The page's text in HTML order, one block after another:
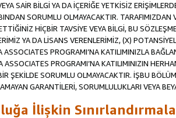
SAİR BİLGİ YA DA İÇERİĞE YETKİSİZ
SORUMLU OLMAYACAKTIR.
HİÇBİR TAVSİYE VEYA BİLGİ, BU
YA DA LİSANS VERENLERİMİZ, (X)
ASSOCIATES PROGRAMI’NA KATILIMINIZLA
ASSOCIATES PROGRAMI’NA KATILIMINIZIN
ŞEKİLDE SORUMLU OLMAYACAKTIR. İŞBU
GARANTİLERİ, SORUMLULUKLARI VEYA
İlişkin